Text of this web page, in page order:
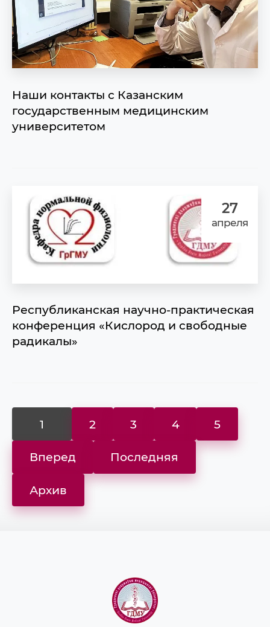
Наши контакты с Казанским
государственным медицинским
университетом
27
апреля
Республиканская научно-практическая
конференция «Кислород и свободные
радикалы»
1 2 3 4 5
Вперед Последняя
Архив